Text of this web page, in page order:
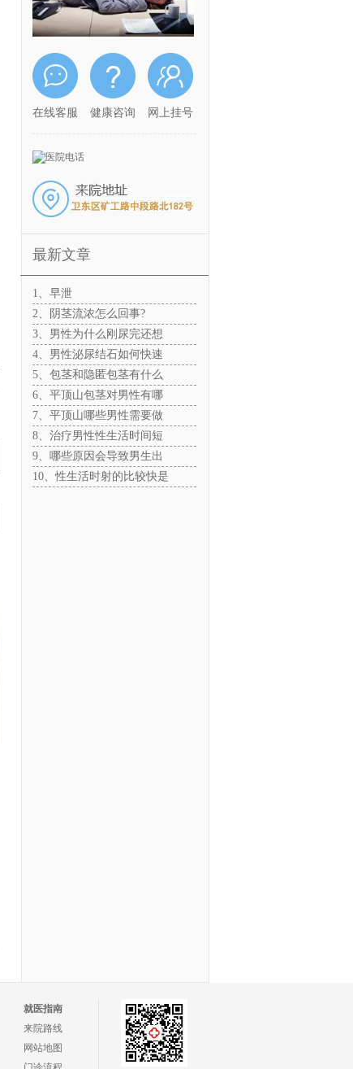
在线客服 健康咨询 网上挂号
最新文章
1、早泄
2、阴茎流浓怎么回事?
3、男性为什么刚尿完还想
4、男性泌尿结石如何快速
5、包茎和隐匿包茎有什么
6、平顶山包茎对男性有哪
7、平顶山哪些男性需要做
8、治疗男性性生活时间短
9、哪些原因会导致男生出
10、性生活时射的比较快是
就医指南
来院路线
网站地图